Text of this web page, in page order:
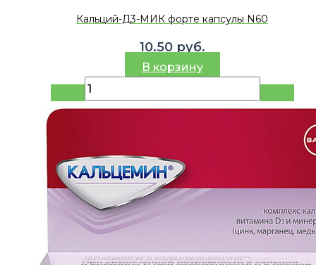
Кальций-Д3-МИК форте капсулы N60
10.50 руб.
В корзину